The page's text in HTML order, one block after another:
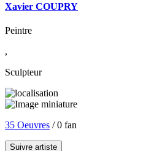
Xavier COUPRY
Peintre
,
Sculpteur
35 Oeuvres / 0 fan
Suivre artiste